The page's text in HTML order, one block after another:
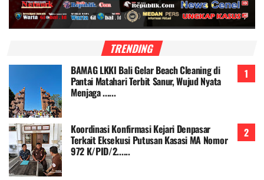
TRENDING
BAMAG LKKI Bali Gelar Beach Cleaning di
Pantai Matahari Terbit Sanur, Wujud Nyata
Menjaga ......
Koordinasi Konfirmasi Kejari Denpasar
Terkait Eksekusi Putusan Kasasi MA Nomor
972 K/PID/2......